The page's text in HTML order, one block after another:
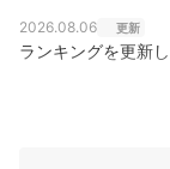
2026.08.06 更新
ランキングを更新し